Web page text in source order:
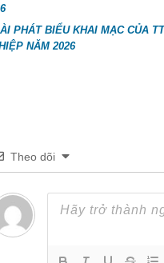
PHÁT BIỂU KHAI MẠC CỦA
NĂM 2026
Theo dõi